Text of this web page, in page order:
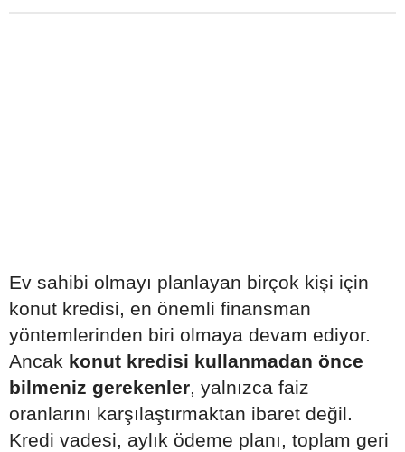
Ev sahibi olmayı planlayan birçok kişi için
konut kredisi, en önemli finansman
yöntemlerinden biri olmaya devam ediyor.
Ancak konut kredisi kullanmadan önce
bilmeniz gerekenler, yalnızca faiz
oranlarını karşılaştırmaktan ibaret değil.
Kredi vadesi, aylık ödeme planı, toplam geri